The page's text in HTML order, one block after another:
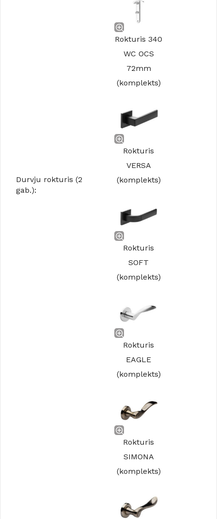
Durvju rokturis (2
gab.):
Rokturis 340
WC OCS
72mm
(komplekts)
Rokturis
VERSA
(komplekts)
Rokturis
SOFT
(komplekts)
Rokturis
EAGLE
(komplekts)
Rokturis
SIMONA
(komplekts)